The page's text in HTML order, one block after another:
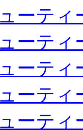
ーティ
ーティ
ーティ
ーティ
ーティ